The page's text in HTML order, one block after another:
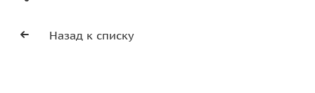
Назад к списку